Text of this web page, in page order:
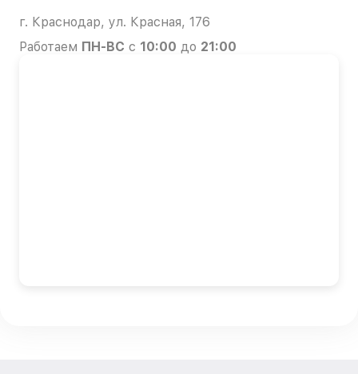
г. Краснодар, ул. Красная, 176
Работаем ПН-ВС с 10:00 до 21:00